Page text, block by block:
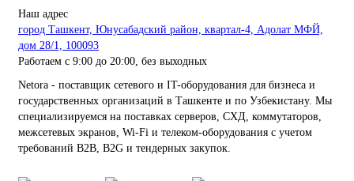
Наш адрес
город Ташкент, Юнусабадский район, квартал-4, Адолат МФЙ,
дом 28/1, 100093
Работаем с 9:00 до 20:00, без выходных
Netora - поставщик сетевого и IT-оборудования для бизнеса и
государственных организаций в Ташкенте и по Узбекистану. Мы
специализируемся на поставках серверов, СХД, коммутаторов,
межсетевых экранов, Wi-Fi и телеком-оборудования с учетом
требований B2B, B2G и тендерных закупок.